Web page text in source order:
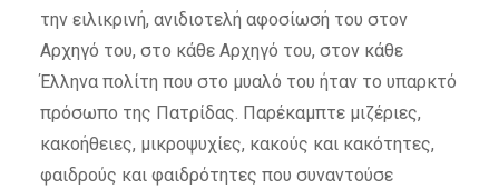
την ειλικρινή, ανιδιοτελή αφοσίωσή του στον
Αρχηγό του, στο κάθε Αρχηγό του, στον κάθε
Έλληνα πολίτη που στο μυαλό του ήταν το υπαρκτό
πρόσωπο της Πατρίδας. Παρέκαμπτε μιζέριες,
κακοήθειες, μικροψυχίες, κακούς και κακότητες,
φαιδρούς και φαιδρότητες που συναντούσε